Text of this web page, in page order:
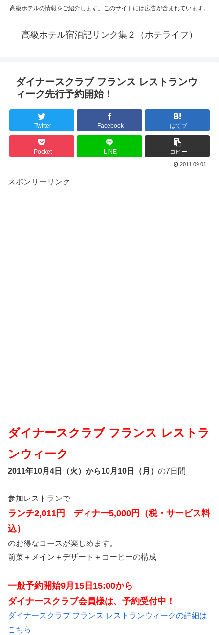
高級ホテルの情報をご紹介します。このサイトには広告が含まれています。
高級ホテル宿泊記リンク集２（ホテライフ）
ダイナースクラブ フランス レストランウ
ィーク先行予約開始！
Twitter Facebook はてブ
Pocket LINE コピー
2011.09.01
スポンサーリンク
ダイナースクラブ フランス レストラ
ンウィーク
2011年10月4日（火）から10月10日（月） の7日間
参加レストランで
ランチ2,011円 ディナー5,000円（税・サービス料
込）
のお得なコースが楽しめます。
前菜＋メイン＋デザート＋コーヒーの構成
一般予約開始9月15日15:00から
ダイナースクラブ会員様は、予約受付中！
ダイナースクラブ フランス レストランウィークの詳細は
こちら